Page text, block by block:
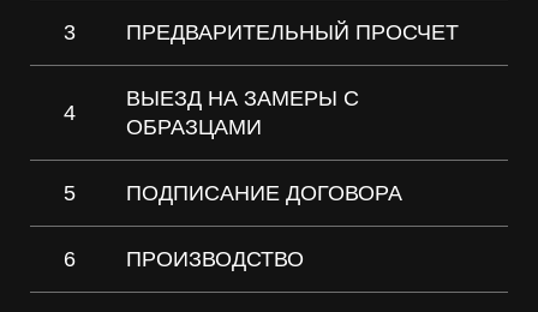
3 ПРЕДВАРИТЕЛЬНЫЙ ПРОСЧЕТ
4
ВЫЕЗД НА ЗАМЕРЫ С
ОБРАЗЦАМИ
5 ПОДПИСАНИЕ ДОГОВОРА
6 ПРОИЗВОДСТВО